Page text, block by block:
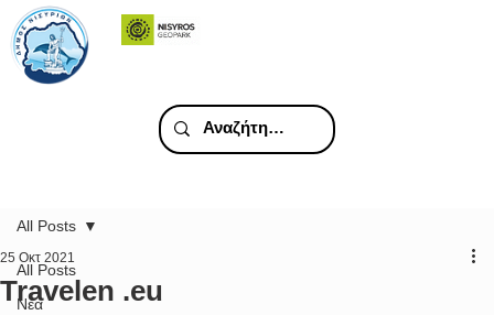
All Posts
Νέα
All Posts
Travelen .eu
25 Οκτ 2021